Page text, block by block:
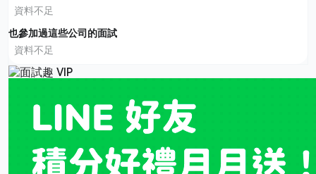
資料不足
也參加過這些公司的面試
資料不足